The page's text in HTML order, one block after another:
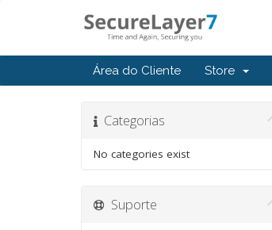
Área do Cliente Store
Categorias
No categories exist
Suporte